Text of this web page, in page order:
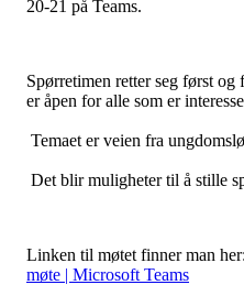
20-21 på Teams.
Spørretimen retter seg først
er åpen for alle som er
Temaet er veien fra
Det blir muligheter til å stille
Linken til møtet finner man her:
møte | Microsoft Teams